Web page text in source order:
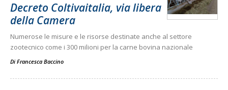
Decreto Coltivaitalia, via libera
della Camera
Numerose le misure e le risorse destinate anche al settore
zootecnico come i 300 milioni per la carne bovina nazionale
Di Francesca Baccino